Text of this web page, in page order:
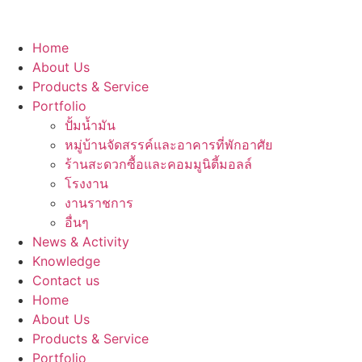
Home
About Us
Products & Service
Portfolio
ปั้มน้ำมัน
หมู่บ้านจัดสรรค์และอาคารที่พักอาศัย
ร้านสะดวกซื้อและคอมมูนิตี้มอลล์
โรงงาน
งานราชการ
อื่นๆ
News & Activity
Knowledge
Contact us
Home
About Us
Products & Service
Portfolio